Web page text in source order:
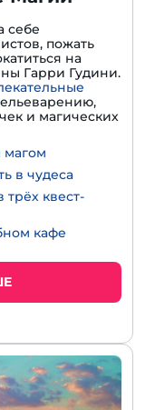
себе
пожать
на
Гарри Гудини.
и магических
магом
в чудеса
трёх квест-
кафе